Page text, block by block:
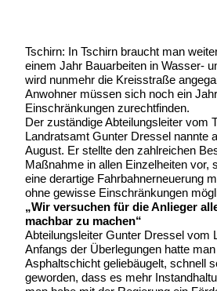
Tschirn: In Tschirn braucht man
einem Jahr Bauarbeiten in Wasser-
wird nunmehr die Kreisstraße
Anwohner müssen sich noch ein
Einschränkungen zurechtfinden.
Der zuständige Abteilungsleiter vom
Landratsamt Gunter Dressel nannte
August. Er stellte den zahlreichen
Maßnahme in allen Einzelheiten vor,
eine derartige Fahrbahnerneuerung
ohne gewisse Einschränkungen
„Wir versuchen für die Anlieger
machbar zu machen“
Abteilungsleiter Gunter Dressel vom
Anfangs der Überlegungen hatte
Asphaltschicht geliebäugelt, schnell
geworden, dass es mehr